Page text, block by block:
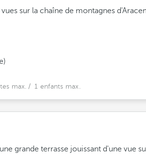
sur la chaîne de montagnes
max. / 1 enfants max.
grande terrasse jouissant d'une vue